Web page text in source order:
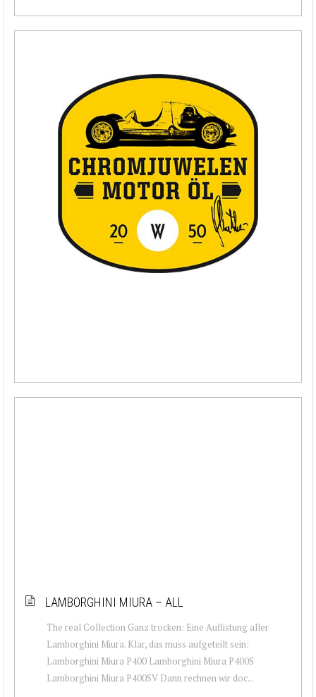
LAMBORGHINI MIURA – ALL
The real Collection Ganz trocken: Eine Auflistung aller
Lamborghini Miura. Klar, das muss aufgeteilt sein:
Lamborghini Miura P400 Lamborghini Miura P400S
Lamborghini Miura P400SV Dann rechnen wir doc...